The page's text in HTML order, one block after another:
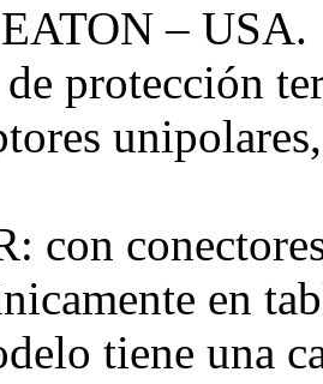
– USA.
protección
con
en
tiene una